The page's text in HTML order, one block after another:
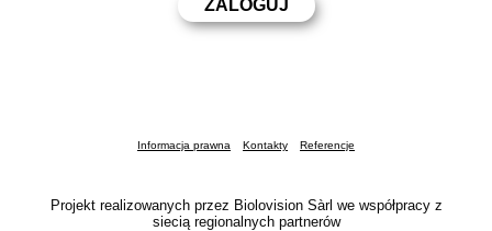
Informacja prawna Kontakty Referencje
Projekt realizowanych przez Biolovision Sàrl we współpracy z
siecią regionalnych partnerów